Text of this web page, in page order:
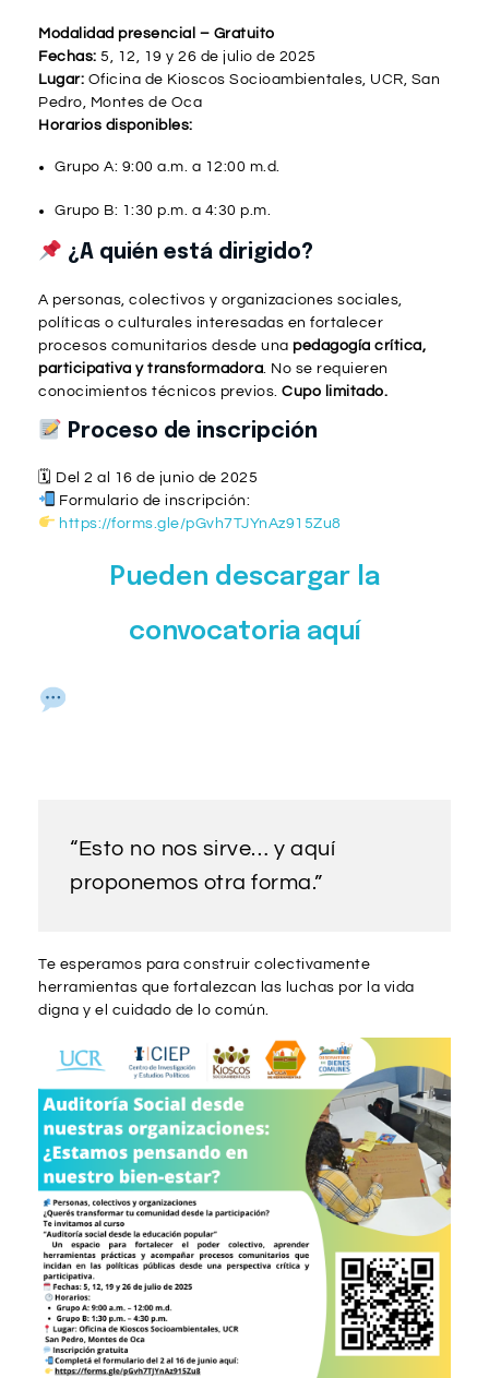
Modalidad presencial – Gratuito
Fechas: 5, 12, 19 y 26 de julio de 2025
Lugar: Oficina de Kioscos Socioambientales, UCR, San
Pedro, Montes de Oca
Horarios disponibles:
Grupo A: 9:00 a.m. a 12:00 m.d.
Grupo B: 1:30 p.m. a 4:30 p.m.
¿A quién está dirigido?
A personas, colectivos y organizaciones sociales,
políticas o culturales interesadas en fortalecer
procesos comunitarios desde una pedagogía crítica,
participativa y transformadora . No se requieren
conocimientos técnicos previos. Cupo limitado.
Proceso de inscripción
🗓 Del 2 al 16 de junio de 2025
Formulario de inscripción:
https://forms.gle/pGvh7TJYnAz915Zu8
Pueden descargar la
convocatoria aquí
“Esto no nos sirve… y aquí
proponemos otra forma.”
Te esperamos para construir colectivamente
herramientas que fortalezcan las luchas por la vida
digna y el cuidado de lo común.